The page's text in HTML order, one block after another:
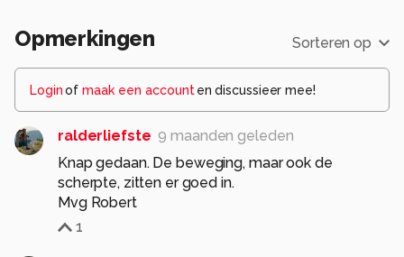
Opmerkingen Sorteren op
Loginof maak een account en discussieer mee!
ralderliefste 9 maanden geleden
Knap gedaan. De beweging, maar ook de
scherpte, zitten er goed in.
Mvg Robert
1